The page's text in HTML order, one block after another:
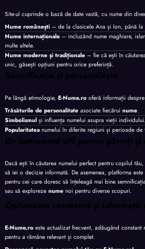
Site-ul cuprinde o bază de date vastă, cu nume din
Nume românești – de la clasicele Ana și Ion, până la
Nume internaționale – incluzând nume maghiare,
multe altele.
Nume moderne și tradiționale – fie că ești în
unic, găsești opțiuni pentru orice preferință.
Semnificație și personalitate
Pe lângă etimologie, E-Nume.ro oferă informații
Trăsăturile de personalitate asociate fiecărui nume.
Simbolismul și influența numelui asupra vieții individului.
Popularitatea numelui în diferite regiuni și perioade de
Un instrument util pentru părinți și
Dacă ești în căutarea numelui perfect pentru copilul tău,
să iei o decizie informată. De asemenea, platforma este
pentru cei care doresc să înțeleagă mai bine
sau să exploreze nume noi pentru diverse scopuri.
Optimizare constantă și informații
E-Nume.ro este actualizat frecvent, adăugând constant
pentru a rămâne relevant și complet.